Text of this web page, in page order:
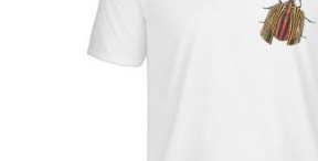
der
Produktseite